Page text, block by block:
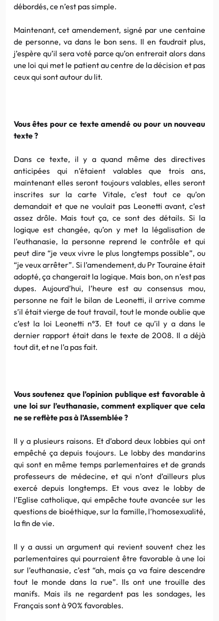
débordés, ce n’est pas simple.
Maintenant, cet amendement, signé par une centaine
de personne, va dans le bon sens. Il en faudrait plus,
j’espère qu’il sera voté parce qu’on entrerait alors dans
une loi qui met le patient au centre de la décision et pas
ceux qui sont autour du lit.
Vous êtes pour ce texte amendé ou pour un nouveau
texte ?
Dans ce texte, il y a quand même des directives
anticipées qui n’étaient valables que trois ans,
maintenant elles seront toujours valables, elles seront
inscrites sur la carte Vitale, c’est tout ce qu’on
demandait et que ne voulait pas Leonetti avant, c’est
assez drôle. Mais tout ça, ce sont des détails. Si la
logique est changée, qu’on y met la légalisation de
l’euthanasie, la personne reprend le contrôle et qui
peut dire “je veux vivre le plus longtemps possible”, ou
“je veux arrêter”. Si l’amendement, du Pr Touraine était
adopté, ça changerait la logique. Mais bon, on n’est pas
dupes. Aujourd’hui, l’heure est au consensus mou,
personne ne fait le bilan de Leonetti, il arrive comme
s’il était vierge de tout travail, tout le monde oublie que
c’est la loi Leonetti n°3. Et tout ce qu’il y a dans le
dernier rapport était dans le texte de 2008. Il a déjà
tout dit, et ne l’a pas fait.
Vous soutenez que l’opinion publique est favorable à
une loi sur l’euthanasie, comment expliquer que cela
ne se reflète pas à l’Assemblée ?
Il y a plusieurs raisons. Et d’abord deux lobbies qui ont
empêché ça depuis toujours. Le lobby des mandarins
qui sont en même temps parlementaires et de grands
professeurs de médecine, et qui n’ont d’ailleurs plus
exercé depuis longtemps. Et vous avez le lobby de
l’Eglise catholique, qui empêche toute avancée sur les
questions de bioéthique, sur la famille, l’homosexualité,
la fin de vie.
Il y a aussi un argument qui revient souvent chez les
parlementaires qui pourraient être favorable à une loi
sur l’euthanasie, c’est “ah, mais ça va faire descendre
tout le monde dans la rue”. Ils ont une trouille des
manifs. Mais ils ne regardent pas les sondages, les
Français sont à 90% favorables.